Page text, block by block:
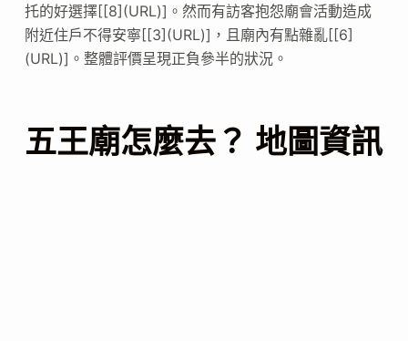
托的好選擇[[8](URL)]。然而有訪客抱怨廟會活動造成
附近住戶不得安寧[[3](URL)]，且廟內有點雜亂[[6]
(URL)]。整體評價呈現正負參半的狀況。
五王廟怎麼去？ 地圖資訊